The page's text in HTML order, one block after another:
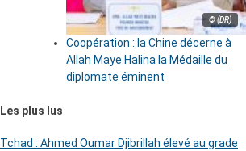
© (DR)
Coopération : la Chine décerne à
Allah Maye Halina la Médaille du
diplomate éminent
Les plus lus
Tchad : Ahmed Oumar Djibrillah élevé au grade